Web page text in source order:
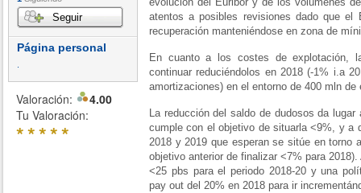
Seguir
Página personal
Valoración:
4.00
Tu Valoración:
*****
atentos a posibles revisiones dado que el
recuperación manteniéndose en zona de
En cuanto a los costes de explotación,
continuar reduciéndolos en 2018 (-1% i.a
amortizaciones) en el entorno de 400 mln de
La reducción del saldo de dudosos da
cumple con el objetivo de situarla <9%, y a
2018 y 2019 que esperan se sitúe en torno
objetivo anterior de finalizar <7% para
<25 pbs para el periodo 2018-20 y una
pay out del 20% en 2018 para ir